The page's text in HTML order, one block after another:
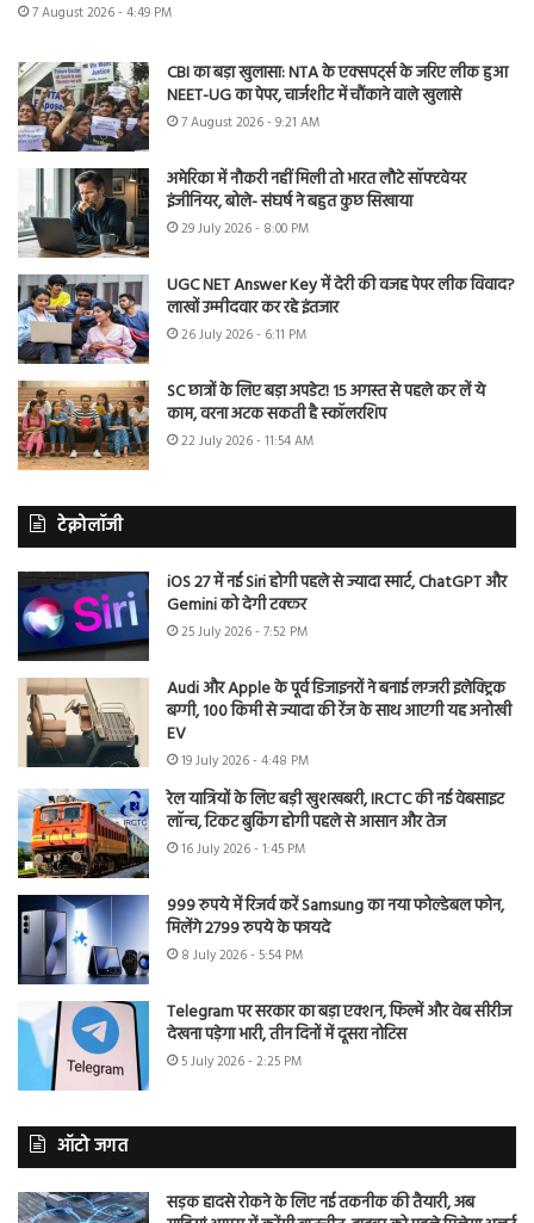
7 August 2026 - 4:49 PM
CBI का बड़ा खुलासा: NTA के एक्सपर्ट्स के जरिए लीक हुआ
NEET-UG का पेपर, चार्जशीट में चौंकाने वाले खुलासे
7 August 2026 - 9:21 AM
अमेरिका में नौकरी नहीं मिली तो भारत लौटे सॉफ्टवेयर
इंजीनियर, बोले- संघर्ष ने बहुत कुछ सिखाया
29 July 2026 - 8:00 PM
UGC NET Answer Key में देरी की वजह पेपर लीक विवाद?
लाखों उम्मीदवार कर रहे इंतजार
26 July 2026 - 6:11 PM
SC छात्रों के लिए बड़ा अपडेट! 15 अगस्त से पहले कर लें ये
काम, वरना अटक सकती है स्कॉलरशिप
22 July 2026 - 11:54 AM
टेक्नोलॉजी
iOS 27 में नई Siri होगी पहले से ज्यादा स्मार्ट, ChatGPT और
Gemini को देगी टक्कर
25 July 2026 - 7:52 PM
Audi और Apple के पूर्व डिजाइनरों ने बनाई लग्जरी इलेक्ट्रिक
बग्गी, 100 किमी से ज्यादा की रेंज के साथ आएगी यह अनोखी
EV
19 July 2026 - 4:48 PM
रेल यात्रियों के लिए बड़ी खुशखबरी, IRCTC की नई वेबसाइट
लॉन्च, टिकट बुकिंग होगी पहले से आसान और तेज
16 July 2026 - 1:45 PM
999 रुपये में रिजर्व करें Samsung का नया फोल्डेबल फोन,
मिलेंगे 2799 रुपये के फायदे
8 July 2026 - 5:54 PM
Telegram पर सरकार का बड़ा एक्शन, फिल्में और वेब सीरीज
देखना पड़ेगा भारी, तीन दिनों में दूसरा नोटिस
5 July 2026 - 2:25 PM
ऑटो जगत
सड़क हादसे रोकने के लिए नई तकनीक की तैयारी, अब